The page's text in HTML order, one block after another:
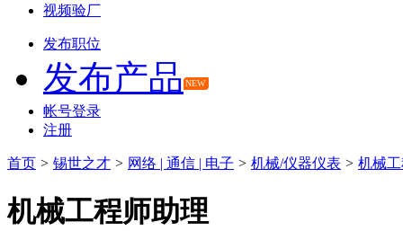
视频验厂
发布职位
发布产品 NEW
帐号登录
注册
首页 > 锡世之才 > 网络 | 通信 | 电子 > 机械/仪器仪表 > 机械
机械工程师助理